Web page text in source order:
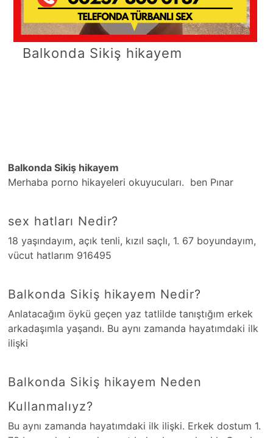
Balkonda Sikiş hikayem
Balkonda Sikiş hikayem
Merhaba porno hikayeleri okuyucuları. ben Pınar
sex hatları Nedir?
18 yaşındayım, açık tenli, kızıl saçlı, 1. 67 boyundayım,
vücut hatlarım 916495
Balkonda Sikiş hikayem Nedir?
Anlatacağım öykü geçen yaz tatlilde tanıştığım erkek
arkadaşımla yaşandı. Bu aynı zamanda hayatımdaki ilk
ilişki
Balkonda Sikiş hikayem Neden
Kullanmalıyz?
Bu aynı zamanda hayatımdaki ilk ilişki. Erkek dostum 1.